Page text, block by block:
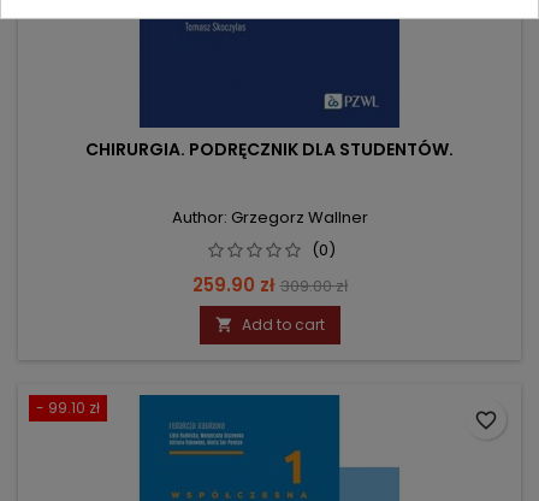
CHIRURGIA. PODRĘCZNIK DLA STUDENTÓW.
Author: Grzegorz Wallner
(0)
Price
259.90 zł Regular
price
309.00 zł
 Add to cart
- 99.10 zł
favorite_border